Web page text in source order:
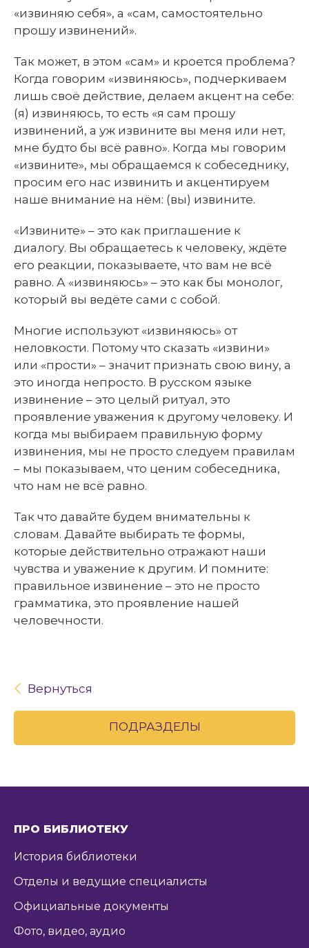
«извиняю себя», а «сам, самостоятельно
прошу извинений».
Так может, в этом «сам» и кроется проблема?
Когда говорим «извиняюсь», подчеркиваем
лишь своё действие, делаем акцент на себе:
(я) извиняюсь, то есть «я сам прошу
извинений, а уж извините вы меня или нет,
мне будто бы всё равно». Когда мы говорим
«извините», мы обращаемся к собеседнику,
просим его нас извинить и акцентируем
наше внимание на нём: (вы) извините.
«Извините» – это как приглашение к
диалогу. Вы обращаетесь к человеку, ждёте
его реакции, показываете, что вам не всё
равно. А «извиняюсь» – это как бы монолог,
который вы ведёте сами с собой.
Многие используют «извиняюсь» от
неловкости. Потому что сказать «извини»
или «прости» – значит признать свою вину, а
это иногда непросто. В русском языке
извинение – это целый ритуал, это
проявление уважения к другому человеку. И
когда мы выбираем правильную форму
извинения, мы не просто следуем правилам
– мы показываем, что ценим собеседника,
что нам не всё равно.
Так что давайте будем внимательны к
словам. Давайте выбирать те формы,
которые действительно отражают наши
чувства и уважение к другим. И помните:
правильное извинение – это не просто
грамматика, это проявление нашей
человечности.
Вернуться
ПОДРАЗДЕЛЫ
ПРО БИБЛИОТЕКУ
История библиотеки
Отделы и ведущие специалисты
Официальные документы
Фото, видео, аудио